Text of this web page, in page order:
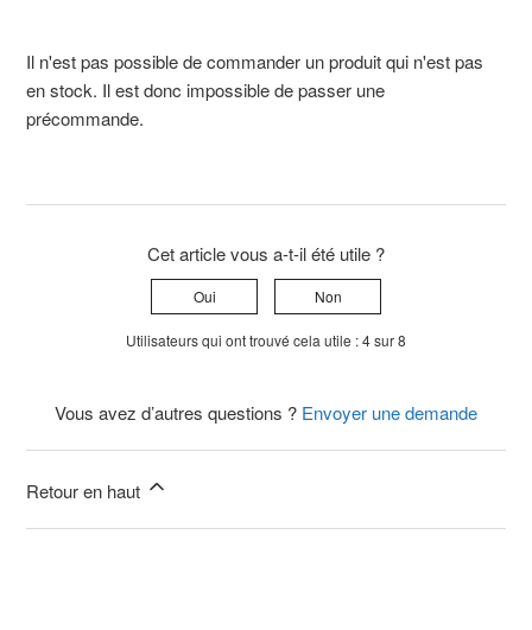
Il n'est pas possible de commander un produit qui n'est pas
en stock. Il est donc impossible de passer une
précommande.
Cet article vous a-t-il été utile ?
Oui Non
Utilisateurs qui ont trouvé cela utile : 4 sur 8
Vous avez d’autres questions ? Envoyer une demande
Retour en haut